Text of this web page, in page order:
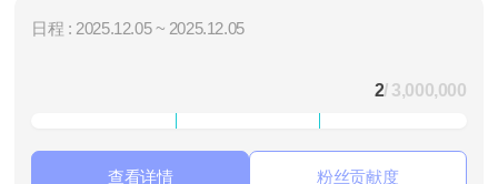
日程 : 2025.12.05 ~ 2025.12.05
2/ 3,000,000
查看详情 粉丝贡献度